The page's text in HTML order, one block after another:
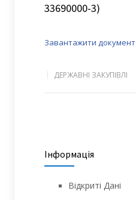
33690000-3)
Завантажити документ
ДЕРЖАВНІ ЗАКУПІВЛІ
Інформація
Відкриті Дані